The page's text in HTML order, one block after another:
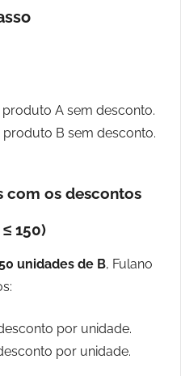
A sem desconto.
B sem desconto.
com os descontos
150)
unidades de B, Fulano
por unidade.
por unidade.